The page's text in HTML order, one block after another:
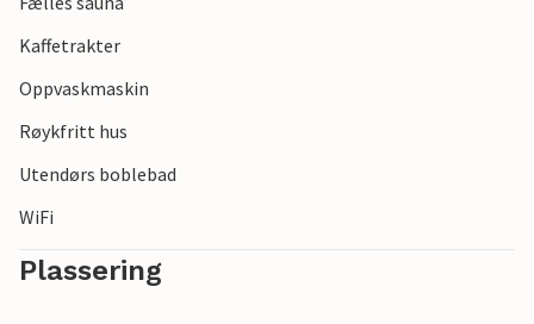
Kaffetrakter
Oppvaskmaskin
Røykfritt hus
Utendørs boblebad
WiFi
Plassering